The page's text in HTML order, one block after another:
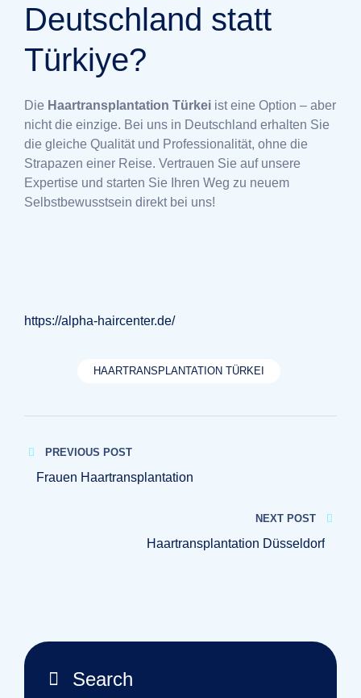
Deutschland statt
Türkiye?
Die Haartransplantation Türkei ist eine Option – aber
nicht die einzige. Bei uns in Deutschland erhalten Sie
die gleiche Qualität und Professionalität, ohne die
Strapazen einer Reise. Vertrauen Sie auf unsere
Expertise und starten Sie Ihren Weg zu neuem
Selbstbewusstsein direkt bei uns!
https://alpha-haircenter.de/
HAARTRANSPLANTATION TÜRKEI
PREVIOUS POST
Frauen Haartransplantation
NEXT POST
Haartransplantation Düsseldorf
Search